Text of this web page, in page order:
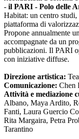
- il PARI - Polo delle
Habitat: un centro
piattaforma di
Propone annualmente
accompagnate da un
pubblicazioni. Il PARI
con iniziative diffuse.
Direzione artistica:
Comunicazione: Chen
Attività e mediazione
Albano, Maya Ardito,
Fanti, Laura Guercio
Rita Margaira, Petra
Tarantino